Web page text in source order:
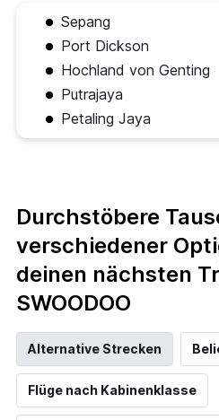
Sepang
Port Dickson
Hochland von Genting
Putrajaya
Petaling Jaya
Durchstöbere
verschiedener
deinen nächsten
SWOODOO
Alternative Strecken
Flüge nach Kabinenklasse